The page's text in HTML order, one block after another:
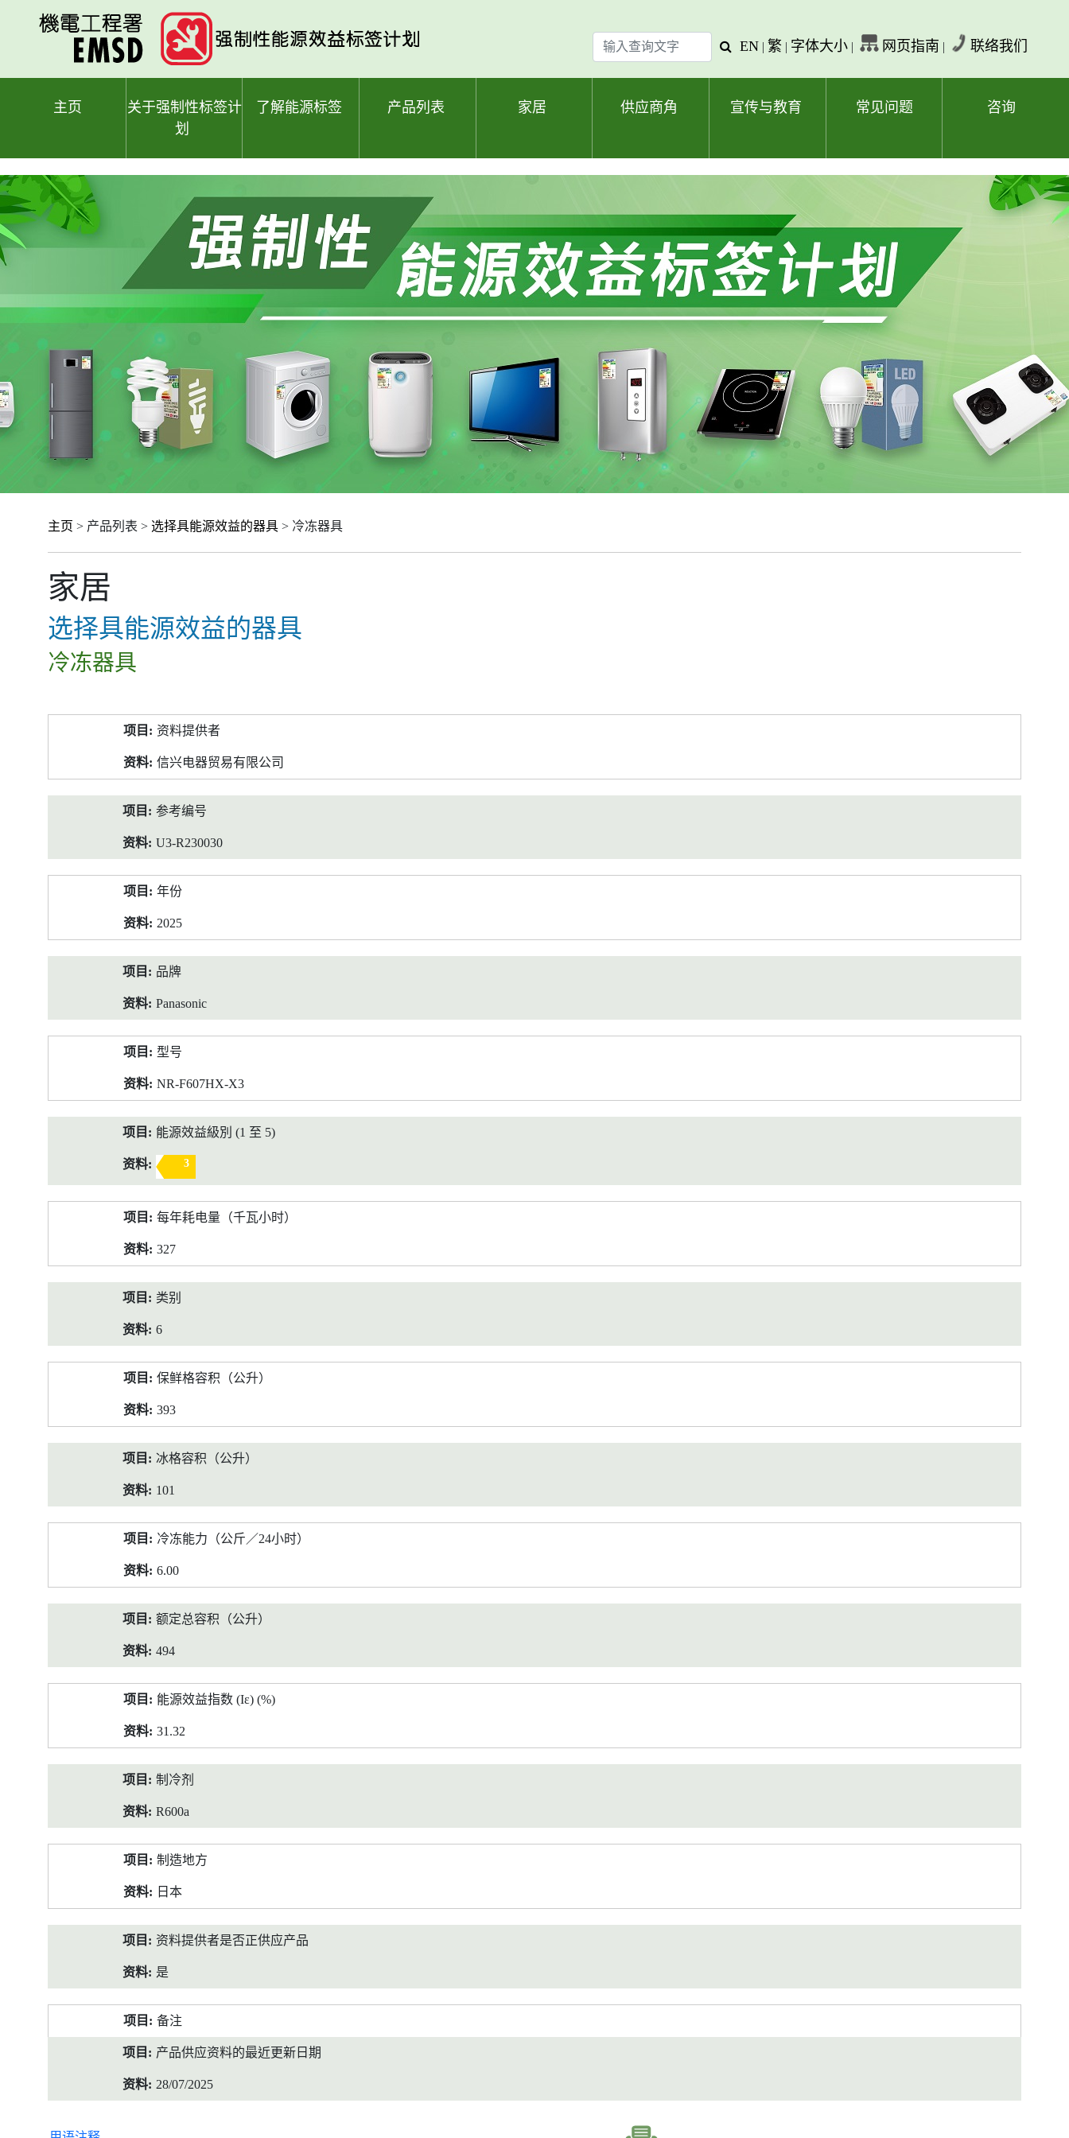
输
入
查
查
字
EN | 繁 | 字体大小 | 网页指南 | 联络我们
主页
关于强制性标签计
划
了解能源标签 产品列表 家居 供应商角 宣传与教育 常见问题 咨询
主页 > 产品列表 > 选择具能源效益的器具 > 冷冻器具
家居
选择具能源效益的器具
冷冻器具
料
资料提供者
信兴电器贸易有限公司
参考编号
U3-R230030
年份
2025
品牌
Panasonic
型号
NR-F607HX-X3
能源效益級別 (1 至 5)
3
每年耗电量（千瓦小时）
327
类别
6
保鲜格容积（公升）
393
冰格容积（公升）
101
冷冻能力（公斤／24小时）
6.00
额定总容积（公升）
494
能源效益指数 (Iε) (%)
31.32
制冷剂
R600a
制造地方
日本
资料提供者是否正供应产品
是
备注
产品供应资料的最近更新日期
28/07/2025